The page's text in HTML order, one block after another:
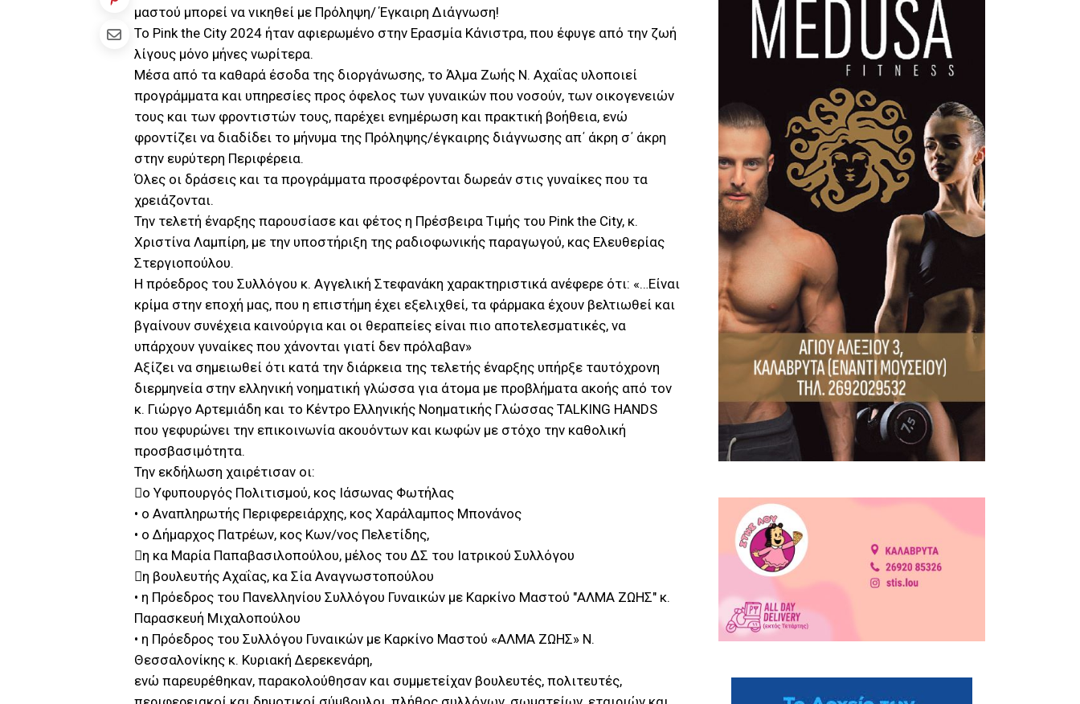
μαστού μπορεί να νικηθεί με Πρόληψη/ Έγκαιρη Διάγνωση!
Το Pink the City 2024 ήταν αφιερωμένο στην Ερασμία Κάνιστρα, που έφυγε από την ζωή
λίγους μόνο μήνες νωρίτερα.
Μέσα από τα καθαρά έσοδα της διοργάνωσης, το Άλμα Ζωής Ν. Αχαΐας υλοποιεί
προγράμματα και υπηρεσίες προς όφελος των γυναικών που νοσούν, των οικογενειών
τους και των φροντιστών τους, παρέχει ενημέρωση και πρακτική βοήθεια, ενώ
φροντίζει να διαδίδει το μήνυμα της Πρόληψης/έγκαιρης διάγνωσης απ΄ άκρη σ΄ άκρη
στην ευρύτερη Περιφέρεια.
Όλες οι δράσεις και τα προγράμματα προσφέρονται δωρεάν στις γυναίκες που τα
χρειάζονται.
Την τελετή έναρξης παρουσίασε και φέτος η Πρέσβειρα Τιμής του Pink the City, κ.
Χριστίνα Λαμπίρη, με την υποστήριξη της ραδιοφωνικής παραγωγού, κας Ελευθερίας
Στεργιοπούλου.
Η πρόεδρος του Συλλόγου κ. Αγγελική Στεφανάκη χαρακτηριστικά ανέφερε ότι: «…Είναι
κρίμα στην εποχή μας, που η επιστήμη έχει εξελιχθεί, τα φάρμακα έχουν βελτιωθεί και
βγαίνουν συνέχεια καινούργια και οι θεραπείες είναι πιο αποτελεσματικές, να
υπάρχουν γυναίκες που χάνονται γιατί δεν πρόλαβαν»
Αξίζει να σημειωθεί ότι κατά την διάρκεια της τελετής έναρξης υπήρξε ταυτόχρονη
διερμηνεία στην ελληνική νοηματική γλώσσα για άτομα με προβλήματα ακοής από τον
κ. Γιώργο Αρτεμιάδη και το Κέντρο Ελληνικής Νοηματικής Γλώσσας TALKING HANDS
που γεφυρώνει την επικοινωνία ακουόντων και κωφών με στόχο την καθολική
προσβασιμότητα.
Την εκδήλωση χαιρέτισαν οι:
ο Υφυπουργός Πολιτισμού, κος Ιάσωνας Φωτήλας
• ο Αναπληρωτής Περιφερειάρχης, κος Χαράλαμπος Μπονάνος
• ο Δήμαρχος Πατρέων, κος Κων/νος Πελετίδης,
η κα Μαρία Παπαβασιλοπούλου, μέλος του ΔΣ του Ιατρικού Συλλόγου
η βουλευτής Αχαΐας, κα Σία Αναγνωστοπούλου
• η Πρόεδρος του Πανελληνίου Συλλόγου Γυναικών με Καρκίνο Μαστού "ΑΛΜΑ ΖΩΗΣ" κ.
Παρασκευή Μιχαλοπούλου
• η Πρόεδρος του Συλλόγου Γυναικών με Καρκίνο Μαστού «ΑΛΜΑ ΖΩΗΣ» Ν.
Θεσσαλονίκης κ. Κυριακή Δερεκενάρη,
ενώ παρευρέθηκαν, παρακολούθησαν και συμμετείχαν βουλευτές, πολιτευτές,